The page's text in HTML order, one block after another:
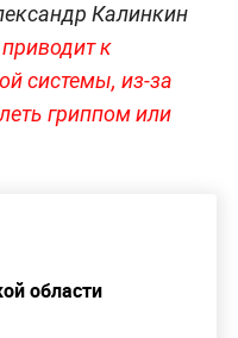
Калинкин
к
системы, из-за
гриппом или
области